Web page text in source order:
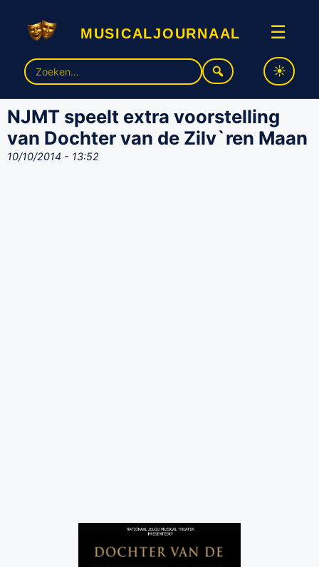
musicaljournaal ☰
Zoek
naar:
NJMT speelt extra voorstelling
van Dochter van de Zilv`ren Maan
10/10/2014 - 13:52